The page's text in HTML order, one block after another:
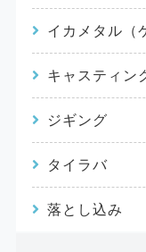
イカメタル（
キャスティン
ジギング
タイラバ
落とし込み